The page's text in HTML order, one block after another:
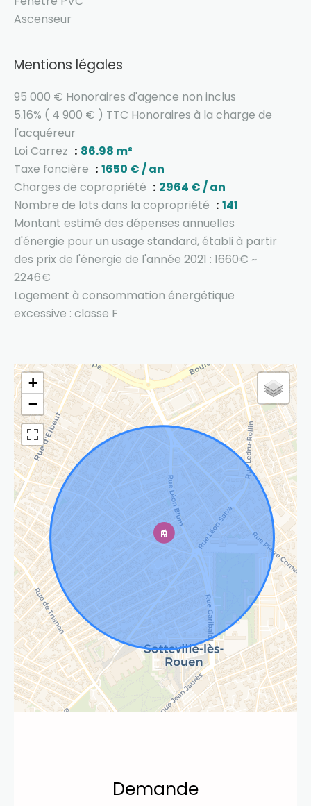
Ascenseur
Mentions légales
95 000 € Honoraires d'agence non inclus
5.16% ( 4 900 € ) TTC Honoraires à la charge de
l'acquéreur
Loi Carrez
86.98 m²
Taxe foncière
1650 € / an
Charges de copropriété
2964 € / an
Nombre de lots dans la copropriété
141
Montant estimé des dépenses annuelles
d'énergie pour un usage standard, établi à partir
des prix de l'énergie de l'année 2021 : 1660€ ~
2246€
Logement à consommation énergétique
excessive : classe F
+
−
Demande